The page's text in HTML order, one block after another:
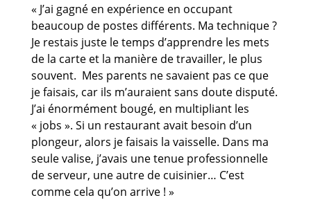
« J’ai gagné en expérience en occupant
beaucoup de postes différents. Ma technique ?
Je restais juste le temps d’apprendre les mets
de la carte et la manière de travailler, le plus
souvent. Mes parents ne savaient pas ce que
je faisais, car ils m’auraient sans doute disputé.
J’ai énormément bougé, en multipliant les
« jobs ». Si un restaurant avait besoin d’un
plongeur, alors je faisais la vaisselle. Dans ma
seule valise, j’avais une tenue professionnelle
de serveur, une autre de cuisinier… C’est
comme cela qu’on arrive ! »